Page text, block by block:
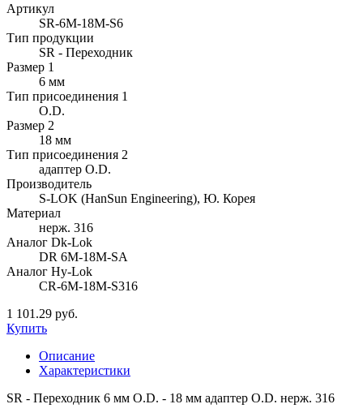
Артикул
SR-6M-18M-S6
Тип продукции
SR - Переходник
Размер 1
6 мм
Тип присоединения 1
O.D.
Размер 2
18 мм
Тип присоединения 2
адаптер O.D.
Производитель
S-LOK (HanSun Engineering), Ю. Корея
Материал
нерж. 316
Аналог Dk-Lok
DR 6M-18M-SA
Аналог Hy-Lok
CR-6M-18M-S316
1 101.29 руб.
Купить
Описание
Характеристики
SR - Переходник 6 мм O.D. - 18 мм адаптер O.D. нерж. 316